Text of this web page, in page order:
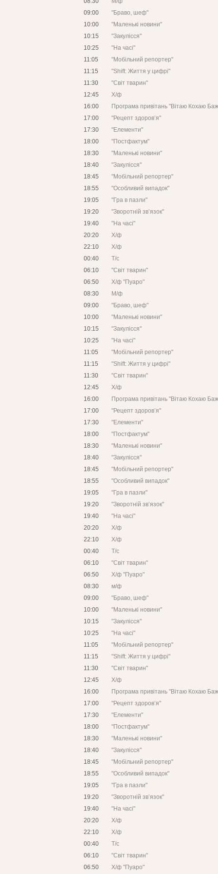
09:00
"Браво, шеф"
10:00
"Маленькі новини"
10:15
"Закулісся"
10:25
"На часі"
11:05
"Мобільний репортер"
11:15
"Shift: Життя у цифрі"
11:30
"Світ тварин"
12:45
Х/ф
16:00
Програма привітань "Вітаю Кохаю
17:00
"Рецепт здоров’я"
17:30
"Елементи"
18:00
"Постфактум"
18:30
"Маленькі новини"
18:40
"Закулісся"
18:45
"Мобільний репортер"
18:55
"Особливий випадок"
19:05
"Гра в пазли"
19:20
"Зворотній зв’язок"
19:40
"На часі"
20:20
Х/ф
22:10
Х/ф
00:40
Т/с
06:10
"Світ тварин"
06:50
Х/ф "Пуаро"
08:30
М/ф
09:00
"Браво, шеф"
10:00
"Маленькі новини"
10:15
"Закулісся"
10:25
"На часі"
11:05
"Мобільний репортер"
11:15
"Shift: Життя у цифрі"
11:30
"Світ тварин"
12:45
Х/ф
16:00
Програма привітань "Вітаю Кохаю
17:00
"Рецепт здоров’я"
17:30
"Елементи"
18:00
"Постфактум"
18:30
"Маленькі новини"
18:40
"Закулісся"
18:45
"Мобільний репортер"
18:55
"Особливий випадок"
19:05
"Гра в пазли"
19:20
"Зворотній зв’язок"
19:40
"На часі"
20:20
Х/ф
22:10
Х/ф
00:40
Т/с
06:10
"Світ тварин"
06:50
Х/ф "Пуаро"
08:30
м/ф
09:00
"Браво, шеф"
10:00
"Маленькі новини"
10:15
"Закулісся"
10:25
"На часі"
11:05
"Мобільний репортер"
11:15
"Shift: Життя у цифрі"
11:30
"Світ тварин"
12:45
Х/ф
16:00
Програма привітань "Вітаю Кохаю
17:00
"Рецепт здоров’я"
17:30
"Елементи"
18:00
"Постфактум"
18:30
"Маленькі новини"
18:40
"Закулісся"
18:45
"Мобільний репортер"
18:55
"Особливий випадок"
19:05
"Гра в пазли"
19:20
"Зворотній зв’язок"
19:40
"На часі"
20:20
Х/ф
22:10
Х/ф
00:40
Т/с
06:10
"Світ тварин"
06:50
Х/ф "Пуаро"